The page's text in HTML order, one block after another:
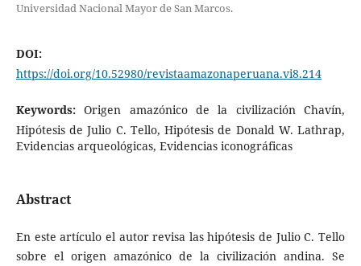
Universidad Nacional Mayor de San Marcos.
DOI:
https://doi.org/10.52980/revistaamazonaperuana.vi8.214
Keywords:Origen amazónico de la civilización Chavín,
Hipótesis de Julio C. Tello, Hipótesis de Donald W. Lathrap,
Evidencias arqueológicas, Evidencias iconográficas
Abstract
En este artículo el autor revisa las hipótesis de Julio C. Tello
sobre el origen amazónico de la civilización andina. Se